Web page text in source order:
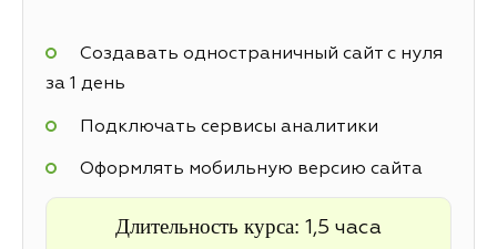
Создавать одностраничный сайт с нуля
за 1 день
Подключать сервисы аналитики
Оформлять мобильную версию сайта
Длительность курса: 1,5 часа